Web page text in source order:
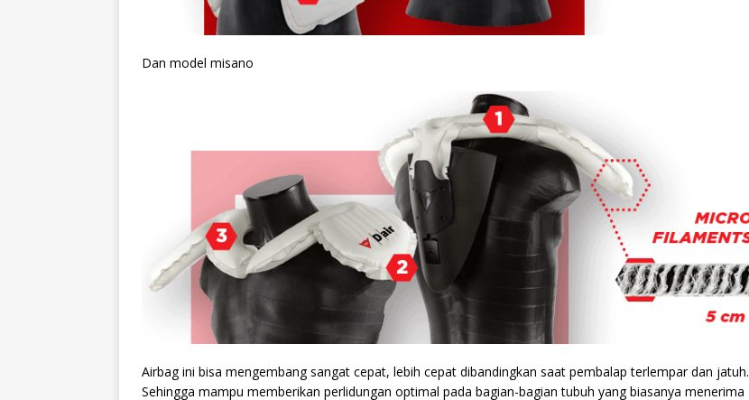
Dan model misano
Airbag ini bisa mengembang sangat cepat, lebih cepat dibandingkan saat pembalap terlempar dan jatuh.
Sehingga mampu memberikan perlidungan optimal pada bagian-bagian tubuh yang biasanya menerima